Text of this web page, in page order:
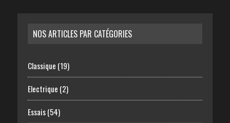
NOS ARTICLES PAR CATÉGORIES
Classique (19)
Electrique (2)
Essais(54)